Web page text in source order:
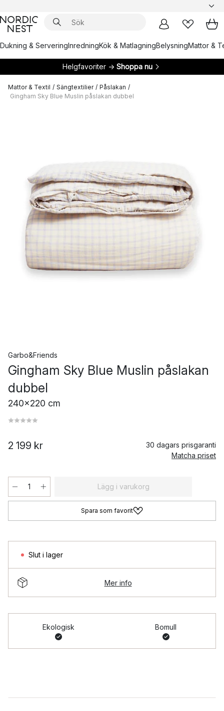
Dukning & ServeringInredningKök & MatlagningBelysningMattor &
Helgfavoriter → Shoppa nu
Mattor & Textil / Sängtextilier / Påslakan /
Gingham Sky Blue Muslin påslakan dubbel
Garbo&Friends
Gingham Sky Blue Muslin påslakan
dubbel
240x220 cm
2 199 kr
30 dagars prisgaranti
Matcha priset
Lägg i varukorg
Spara som favorit
Slut i lager
Mer info
Ekologisk Bomull